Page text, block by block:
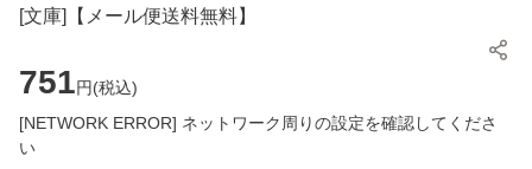
[文庫]【メール便送料無料】
751円(税込)
[NETWORK ERROR] ネットワーク周りの設定を確認してくださ
い